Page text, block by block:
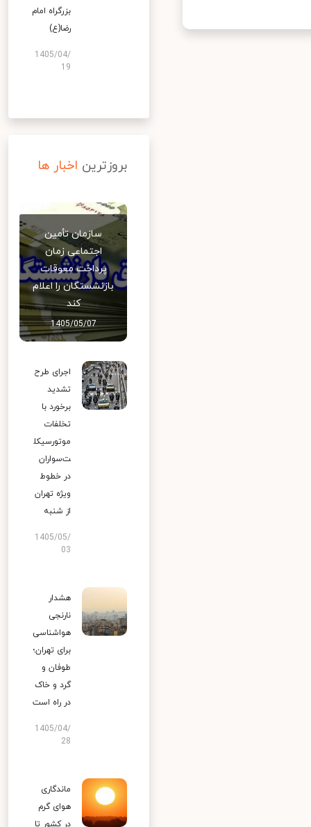
بزرگراه امام
رضا(ع)
1405/04/
19
بروزترین اخبار ها
سازمان تأمین
اجتماعی زمان
پرداخت معوقات
بازنشستگان را اعلام
کند
1405/05/07
اجرای طرح
تشدید
برخورد با
تخلفات
موتورسیکل
ت‌سواران
در خطوط
ویژه تهران
از شنبه
1405/05/
03
هشدار
نارنجی
هواشناسی
برای تهران؛
طوفان و
گرد و خاک
در راه است
1405/04/
28
ماندگاری
هوای گرم
در کشور تا